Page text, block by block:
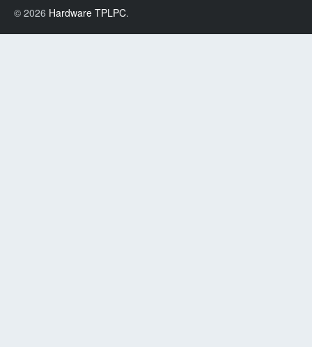
© 2026 Hardware TPLPC.